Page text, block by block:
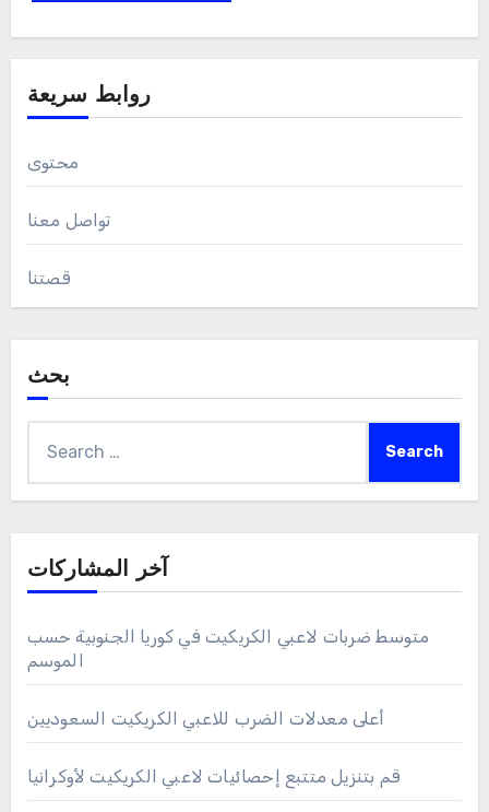
روابط سريعة
محتوى
تواصل معنا
قصتنا
بحث
for:
آخر المشاركات
متوسط ضربات لاعبي الكريكيت في كوريا الجنوبية حسب
الموسم
أعلى معدلات الضرب للاعبي الكريكيت السعوديين
قم بتنزيل متتبع إحصائيات لاعبي الكريكيت لأوكرانيا